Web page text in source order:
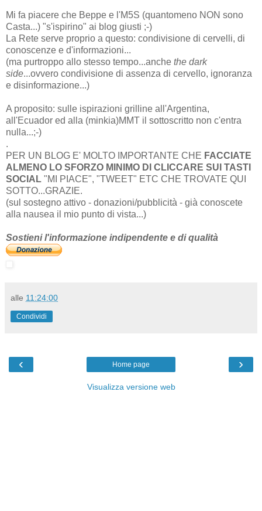
Mi fa piacere che Beppe e l'M5S (quantomeno NON sono
Casta...) "s'ispirino" ai blog giusti ;-)
La Rete serve proprio a questo: condivisione di cervelli, di
conoscenze e d'informazioni...
(ma purtroppo allo stesso tempo...anche the dark
side...ovvero condivisione di assenza di cervello, ignoranza
e disinformazione...)
A proposito: sulle ispirazioni grilline all'Argentina,
all'Ecuador ed alla (minkia)MMT il sottoscritto non c'entra
nulla...;-)
.
PER UN BLOG E' MOLTO IMPORTANTE CHE FACCIATE
ALMENO LO SFORZO MINIMO DI CLICCARE SUI TASTI
SOCIAL "MI PIACE", "TWEET" ETC CHE TROVATE QUI
SOTTO...GRAZIE.
(sul sostegno attivo - donazioni/pubblicità - già conoscete
alla nausea il mio punto di vista...)
Sostieni l'informazione indipendente e di qualità
alle 11:24:00
Condividi
‹ ›
Home page
Visualizza versione web